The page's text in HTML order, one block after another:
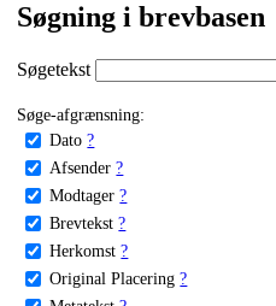
Søgning i brevbasen
Søgetekst
Søge-afgrænsning:
Dato ?
Afsender ?
Modtager ?
Brevtekst ?
Herkomst ?
Original Placering ?